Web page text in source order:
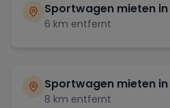
Sportwagen mieten in
6 km entfernt
Sportwagen mieten in
8 km entfernt